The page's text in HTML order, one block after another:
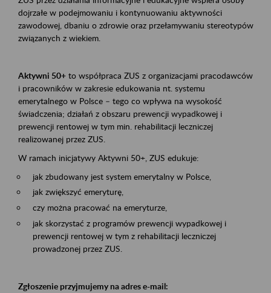
dojrzałe w podejmowaniu i kontynuowaniu aktywności
zawodowej, dbaniu o zdrowie oraz przełamywaniu stereotypów
związanych z wiekiem.
Aktywni 50+ to współpraca ZUS z organizacjami pracodawców
i pracowników w zakresie edukowania nt. systemu
emerytalnego w Polsce – tego co wpływa na wysokość
świadczenia; działań z obszaru prewencji wypadkowej i
prewencji rentowej w tym min. rehabilitacji leczniczej
realizowanej przez ZUS.
W ramach inicjatywy Aktywni 50+, ZUS edukuje:
jak zbudowany jest system emerytalny w Polsce,
jak zwiększyć emeryturę,
czy można pracować na emeryturze,
jak skorzystać z programów prewencji wypadkowej i
prewencji rentowej w tym z rehabilitacji leczniczej
prowadzonej przez ZUS.
Zgłoszenie przyjmujemy na adres e-mail: